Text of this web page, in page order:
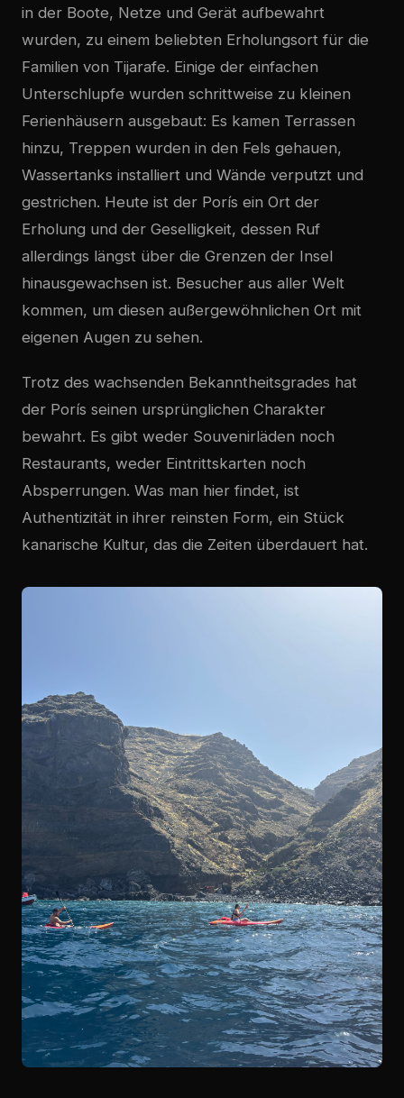
in der Boote, Netze und Gerät aufbewahrt
wurden, zu einem beliebten Erholungsort für die
Familien von Tijarafe. Einige der einfachen
Unterschlupfe wurden schrittweise zu kleinen
Ferienhäusern ausgebaut: Es kamen Terrassen
hinzu, Treppen wurden in den Fels gehauen,
Wassertanks installiert und Wände verputzt und
gestrichen. Heute ist der Porís ein Ort der
Erholung und der Geselligkeit, dessen Ruf
allerdings längst über die Grenzen der Insel
hinausgewachsen ist. Besucher aus aller Welt
kommen, um diesen außergewöhnlichen Ort mit
eigenen Augen zu sehen.
Trotz des wachsenden Bekanntheitsgrades hat
der Porís seinen ursprünglichen Charakter
bewahrt. Es gibt weder Souvenirläden noch
Restaurants, weder Eintrittskarten noch
Absperrungen. Was man hier findet, ist
Authentizität in ihrer reinsten Form, ein Stück
kanarische Kultur, das die Zeiten überdauert hat.